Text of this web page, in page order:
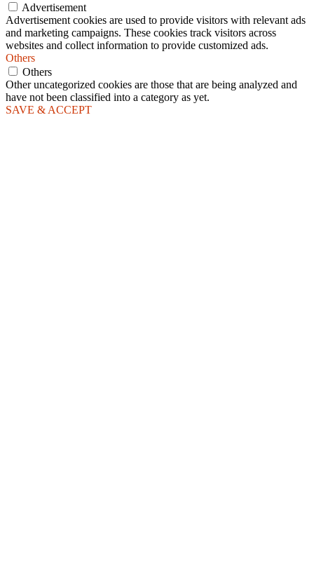
Advertisement
Advertisement cookies are used to provide visitors with relevant ads
and marketing campaigns. These cookies track visitors across
websites and collect information to provide customized ads.
Others
Others
Other uncategorized cookies are those that are being analyzed and
have not been classified into a category as yet.
SAVE & ACCEPT